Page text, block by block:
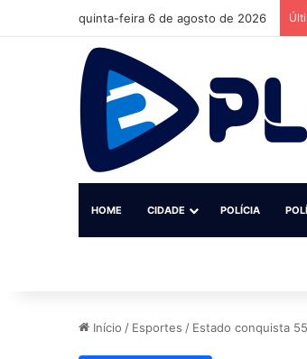
quinta-feira 6 de agosto de 2026
HOME CIDADE POLÍCIA
Início / Esportes / Estado conquista